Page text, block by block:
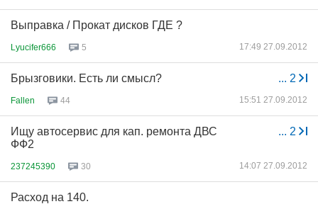
Выправка / Прокат дисков ГДЕ ?
Lyucifer666 5 17:49 27.09.2012
... 2
Брызговики. Есть ли смысл?
Fallen 44 15:51 27.09.2012
... 2
Ищу автосервис для кап. ремонта ДВС
ФФ2
237245390 30 14:07 27.09.2012
Расход на 140.